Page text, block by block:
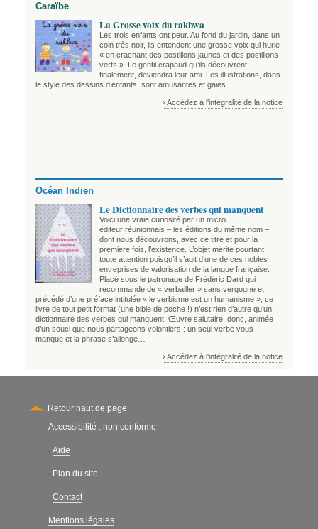
Caraïbe
La Grosse voix du rakbwa
Les trois enfants ont peur. Au fond du jardin, dans un
coin très noir, ils entendent une grosse voix qui hurle
« en crachant des postillons jaunes et des postillons
verts ». Le gentil crapaud qu’ils découvrent,
finalement, deviendra leur ami. Les illustrations, dans
le style des dessins d’enfants, sont amusantes et gaies.
› Accédez à l'intégralité de la notice
Océan Indien
Le Dictionnaire des verbes qui manquent
Voici une vraie curiosité par un micro
éditeur réunionnais – les éditions du même nom –
dont nous découvrons, avec ce titre et pour la
première fois, l’existence. L’objet mérite pourtant
toute attention puisqu’il s’agit d’une de ces nobles
entreprises de valorisation de la langue française.
Placé sous le patronage de Frédéric Dard qui
recommande de « verbailler » sans vergogne et
précédé d’une préface intitulée « le verbisme est un humanisme », ce
livre de tout petit format (une bible de poche !) n’est rien d’autre qu’un
dictionnaire des verbes qui manquent. Œuvre salutaire, donc, animée
d’un souci que nous partageons volontiers : un seul verbe vous
manque et la phrase s’allonge…
› Accédez à l'intégralité de la notice
Retour haut de page
Secondary
Accessibilité : non conforme
- Aide
- Plan du site
- Contact
Mentions légales